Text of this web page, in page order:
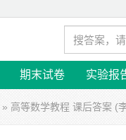
期末试卷 实验报
» 高等数学教程 课后答案 (